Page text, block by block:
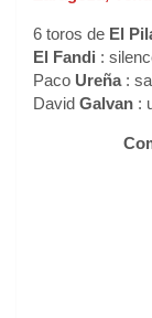
6 toros de El
El Fandi :
Paco Ureña :
David Galvan :